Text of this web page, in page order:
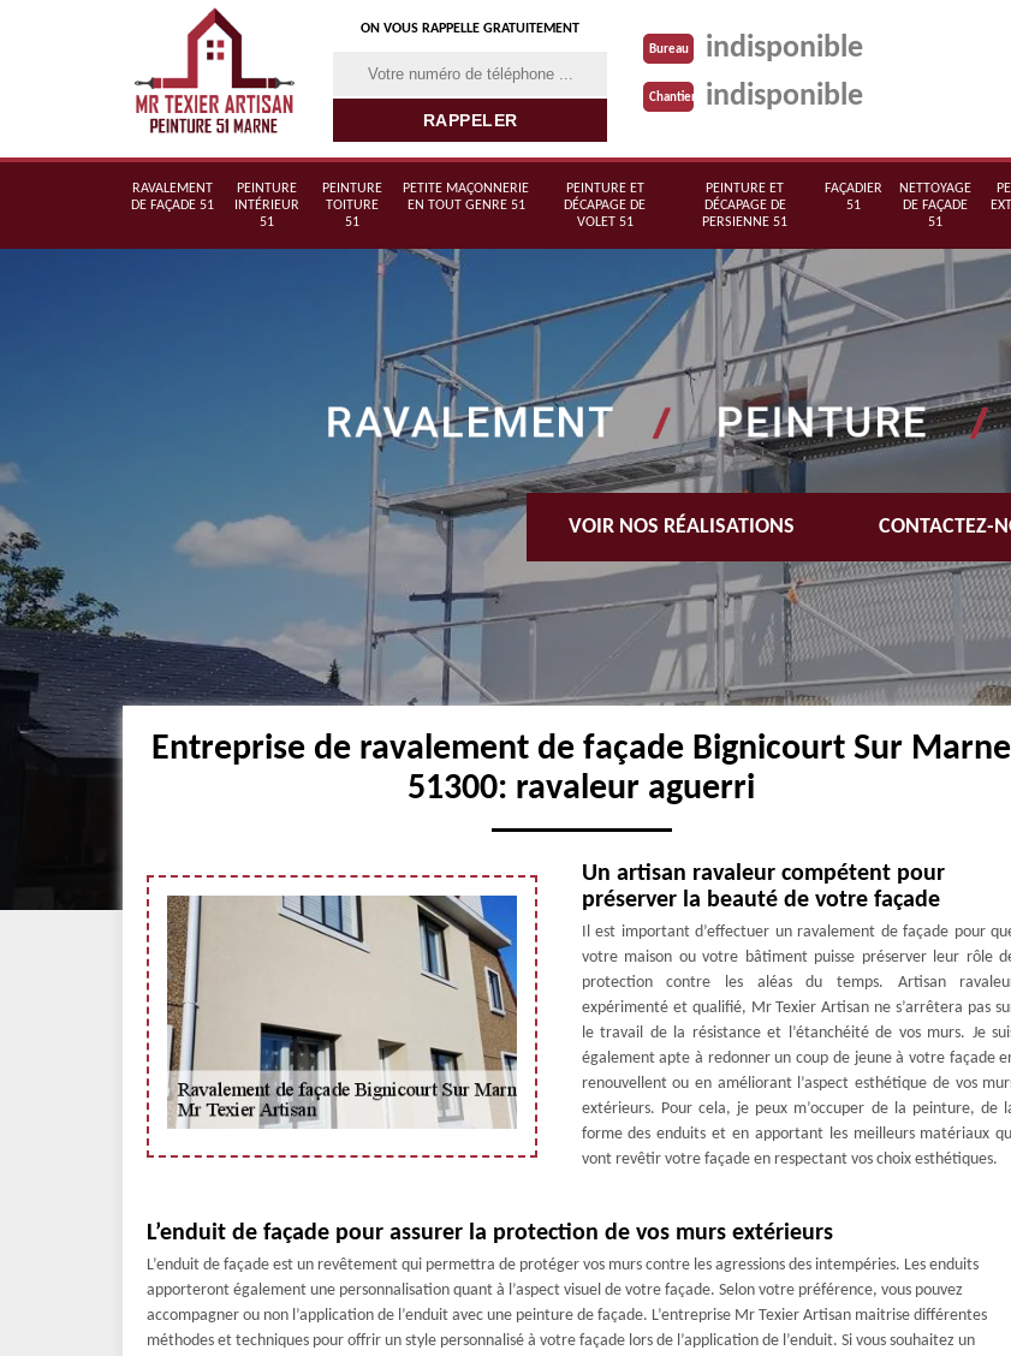
ON VOUS RAPPELLE GRATUITEMENT
Bureau indisponible
Chantier indisponible
RAVALEMENT
DE FAÇADE 51
PEINTURE
INTÉRIEUR
51
PEINTURE
TOITURE
51
PETITE MAÇONNERIE
EN TOUT GENRE 51
PEINTURE ET
DÉCAPAGE DE
VOLET 51
PEINTURE ET
DÉCAPAGE DE
PERSIENNE 51
FAÇADIER
51
NETTOYAGE
DE FAÇADE
51
VOIR NOS RÉALISATIONS CONTACTEZ-
Entreprise de ravalement de façade Bignicourt Sur Marne
51300: ravaleur aguerri
Un artisan ravaleur compétent pour
préserver la beauté de votre façade
Il est important d’effectuer un ravalement de façade pour
votre maison ou votre bâtiment puisse préserver leur rôle
protection contre les aléas du temps. Artisan
expérimenté et qualifié, Mr Texier Artisan ne s’arrêtera pas
le travail de la résistance et l’étanchéité de vos murs. Je
également apte à redonner un coup de jeune à votre façade
renouvellent ou en améliorant l’aspect esthétique de vos
extérieurs. Pour cela, je peux m’occuper de la peinture, de
forme des enduits et en apportant les meilleurs matériaux
vont revêtir votre façade en respectant vos choix esthétiques.
L’enduit de façade pour assurer la protection de vos murs extérieurs
L’enduit de façade est un revêtement qui permettra de protéger vos murs contre les agressions des intempéries. Les enduits
apporteront également une personnalisation quant à l’aspect visuel de votre façade. Selon votre préférence, vous pouvez
accompagner ou non l’application de l’enduit avec une peinture de façade. L’entreprise Mr Texier Artisan maitrise différentes
méthodes et techniques pour offrir un style personnalisé à votre façade lors de l’application de l’enduit. Si vous souhaitez un